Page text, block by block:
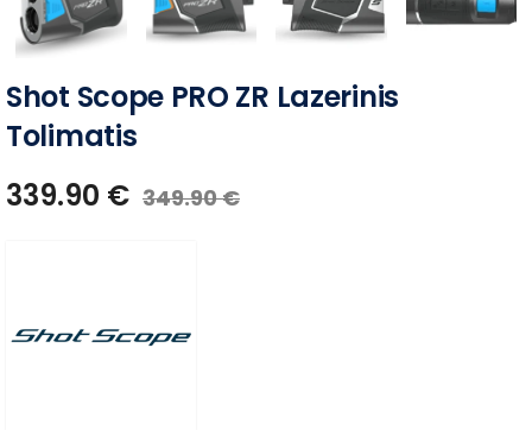
Shot Scope PRO ZR Lazerinis
Tolimatis
339.90 € 349.90€